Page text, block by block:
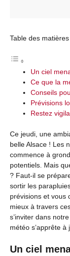
Table des matières
Un ciel
Ce que la
Conseils
Prévisions
Restez
Ce jeudi, une
belle Alsace ! Les
commence à
potentiels. Mais
? Faut-il se
sortir les
prévisions et vous
mieux à travers
s’inviter dans
météo s’apprête
Un ciel